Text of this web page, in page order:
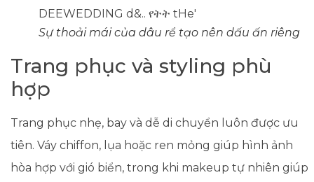
Sự thoải mái của dâu rể tạo nên dấu ấn riêng
Trang phục và styling phù
hợp
Trang phục nhẹ, bay và dễ di chuyển luôn được ưu
tiên. Váy chiffon, lụa hoặc ren mỏng giúp hình ảnh
hòa hợp với gió biển, trong khi makeup tự nhiên giúp